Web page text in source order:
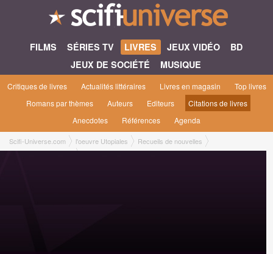
FILMS SÉRIES TV LIVRES JEUX VIDÉO
BD
JEUX DE SOCIÉTÉ
MUSIQUE
Critiques de livres Actualités littéraires Livres en magasin
Top livres
Romans par thèmes
Auteurs Editeurs
Citations de livres
Anecdotes
Références Agenda
Scifi-Universe.com l'oeuvre Utopiales
Recueils de nouvelles
Utopiales 2009 [2009]